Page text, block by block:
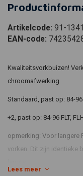
Artikelcode: 91-1341
EAN-code:
Kwaliteitsvorkbuizen!
chroomafwerking
Standaard, past op: 84-96
+2, past op: 84-96 FLT,
opmerking: Voor langere
vorken. Dit zijn identieke
Lees meer